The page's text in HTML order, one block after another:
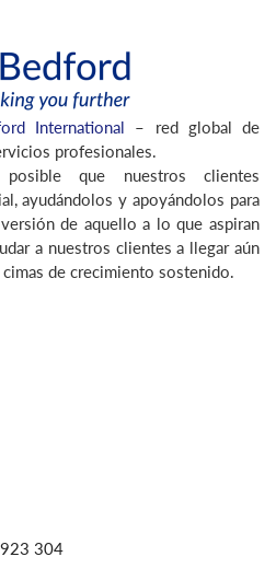
International – red global de
profesionales.
que nuestros clientes
ayudándolos y apoyándolos para
de aquello a lo que aspiran
a nuestros clientes a llegar aún
de crecimiento sostenido.
304